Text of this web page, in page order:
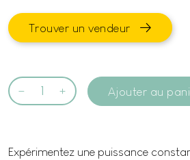
Trouver un vendeur
Ajouter au
Expérimentez une puissance